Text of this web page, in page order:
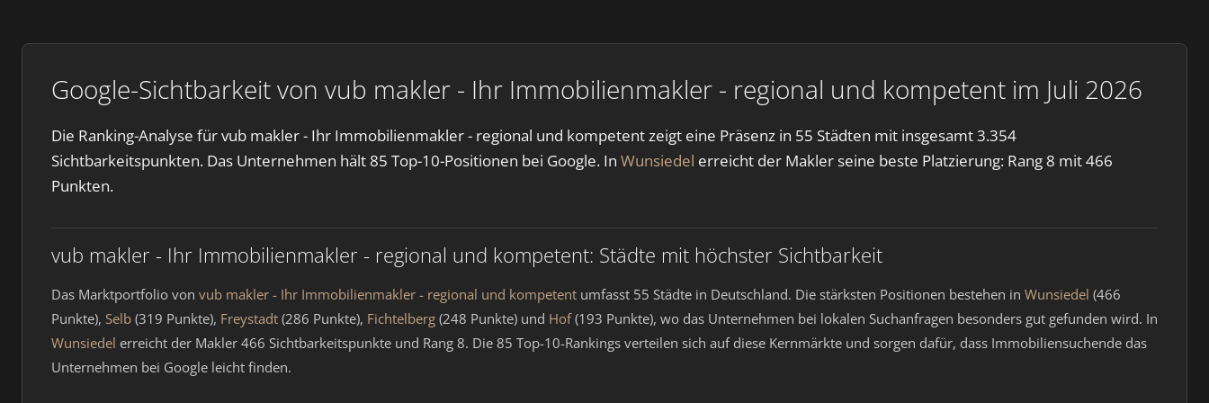
Google-Sichtbarkeit von vub makler - Ihr Immobilienmakler - regional und kompetent im Juli 2026
Die Ranking-Analyse für vub makler - Ihr Immobilienmakler - regional und kompetent zeigt eine Präsenz in 55 Städten mit insgesamt 3.354
Sichtbarkeitspunkten. Das Unternehmen hält 85 Top-10-Positionen bei Google. In Wunsiedel erreicht der Makler seine beste Platzierung: Rang 8 mit 466
Punkten.
vub makler - Ihr Immobilienmakler - regional und kompetent: Städte mit höchster Sichtbarkeit
Das Marktportfolio von vub makler - Ihr Immobilienmakler - regional und kompetent umfasst 55 Städte in Deutschland. Die stärksten Positionen bestehen in Wunsiedel (466
Punkte), Selb (319 Punkte), Freystadt (286 Punkte), Fichtelberg (248 Punkte) und Hof(193 Punkte), wo das Unternehmen bei lokalen Suchanfragen besonders gut gefunden wird. In
Wunsiedel erreicht der Makler 466 Sichtbarkeitspunkte und Rang 8. Die 85 Top-10-Rankings verteilen sich auf diese Kernmärkte und sorgen dafür, dass Immobiliensuchende das
Unternehmen bei Google leicht finden.